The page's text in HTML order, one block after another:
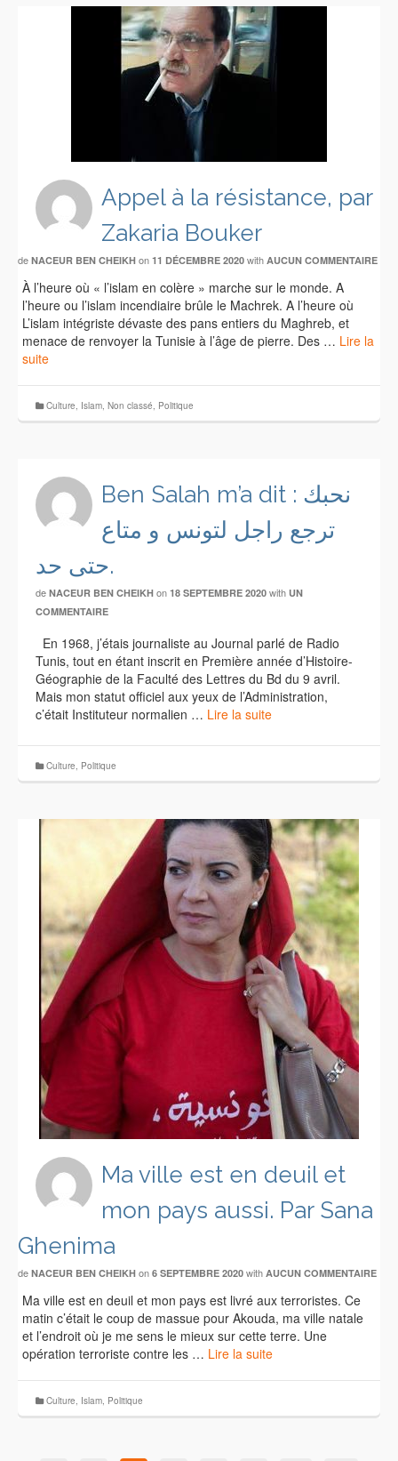
Appel à la résistance, par
Zakaria Bouker
de NACEUR BEN CHEIKH on 11 DÉCEMBRE 2020 with AUCUN COMMENTAIRE
À l’heure où « l’islam en colère » marche sur le monde. A
l’heure ou l’islam incendiaire brûle le Machrek. A l’heure où
L’islam intégriste dévaste des pans entiers du Maghreb, et
menace de renvoyer la Tunisie à l’âge de pierre. Des … Lire la
suite
Culture, Islam, Non classé, Politique
Ben Salah m’a dit : نحبك
ترجع راجل لتونس و متاع
حتى حد.
de NACEUR BEN CHEIKH on 18 SEPTEMBRE 2020 with UN
COMMENTAIRE
En 1968, j’étais journaliste au Journal parlé de Radio
Tunis, tout en étant inscrit en Première année d’Histoire-
Géographie de la Faculté des Lettres du Bd du 9 avril.
Mais mon statut officiel aux yeux de l’Administration,
c’était Instituteur normalien … Lire la suite
Culture, Politique
Ma ville est en deuil et
mon pays aussi. Par Sana
Ghenima
de NACEUR BEN CHEIKH on 6 SEPTEMBRE 2020 with AUCUN COMMENTAIRE
Ma ville est en deuil et mon pays est livré aux terroristes. Ce
matin c’était le coup de massue pour Akouda, ma ville natale
et l’endroit où je me sens le mieux sur cette terre. Une
opération terroriste contre les … Lire la suite
Culture, Islam, Politique